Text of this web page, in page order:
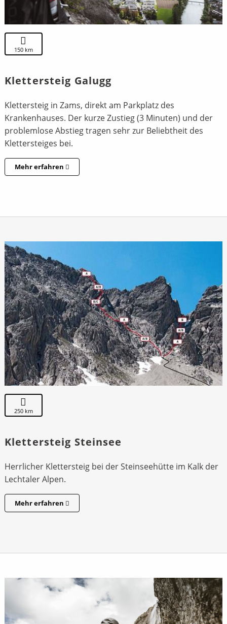
150 km
Klettersteig Galugg
Klettersteig in Zams, direkt am Parkplatz des
Krankenhauses. Der kurze Zustieg (3 Minuten) und der
problemlose Abstieg tragen sehr zur Beliebtheit des
Klettersteiges bei.
Mehr erfahren
250 km
Klettersteig Steinsee
Herrlicher Klettersteig bei der Steinseehütte im Kalk der
Lechtaler Alpen.
Mehr erfahren